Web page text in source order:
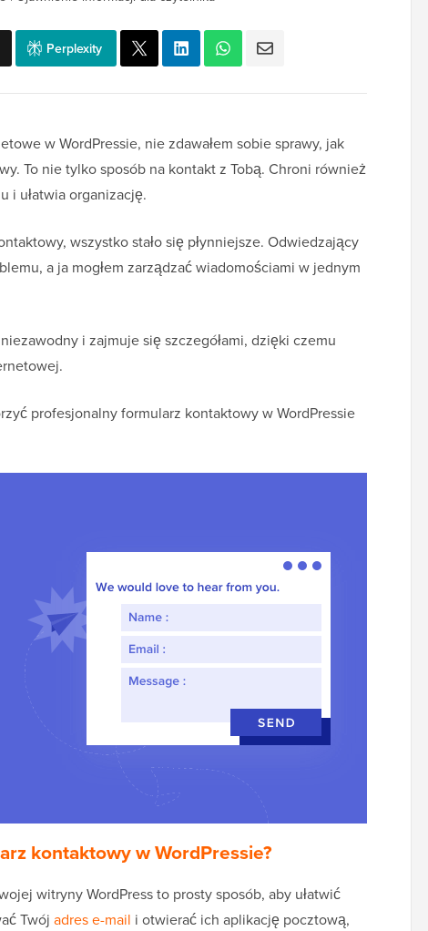
Perplexity
w WordPressie, nie zdawałem sobie sprawy, jak
To nie tylko sposób na kontakt z Tobą. Chroni również
i ułatwia organizację.
wszystko stało się płynniejsze. Odwiedzający
a ja mogłem zarządzać wiadomościami w jednym
i zajmuje się szczegółami, dzięki czemu
profesjonalny formularz kontaktowy w WordPressie
kontaktowy w WordPressie?
witryny WordPress to prosty sposób, aby ułatwić
Twój adres e-mail i otwierać ich aplikację pocztową,